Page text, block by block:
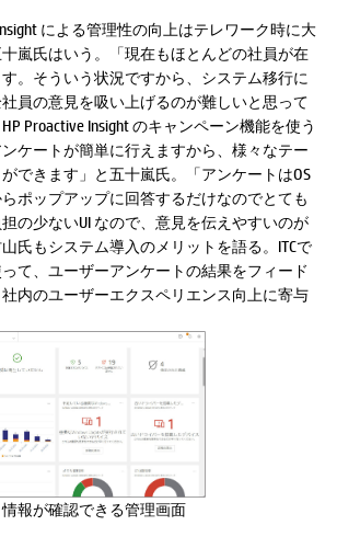
による管理性の向上はテレワーク時に大
嵐氏はいう。「現在もほとんどの社員が在
。そういう状況ですから、システム移行に
員の意見を吸い上げるのが難しいと思って
Proactive Insight のキャンペーン機能を使う
ケートが簡単に行えますから、様々なテー
できます」と五十嵐氏。「アンケートはOS
ポップアップに回答するだけなのでとても
の少ないUI なので、意見を伝えやすいのが
氏もシステム導入のメリットを語る。ITCで
て、ユーザーアンケートの結果をフィード
内のユーザーエクスペリエンス向上に寄与
報が確認できる管理画面